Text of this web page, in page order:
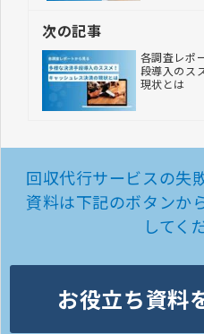
次の記事
各調査レポ
段導入のス
現状とは
回収代行サービスの失
資料は下記のボタンか
してく
お役立ち資料